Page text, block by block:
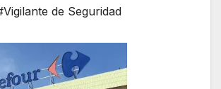
de Seguridad